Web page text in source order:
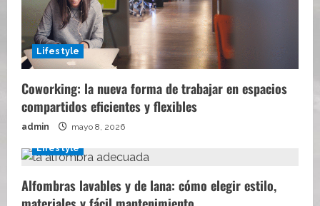
Lifestyle
Coworking: la nueva forma de trabajar en espacios
compartidos eficientes y flexibles
admin mayo 8, 2026
Lifestyle
Alfombras lavables y de lana: cómo elegir estilo,